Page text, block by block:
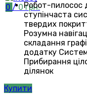
0 / 0грн.
Робот-пилосос
ступінчаста
твердих
Розумна
складання
додатку
Прибирання
ділянок
Купити